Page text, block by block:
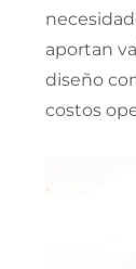
aportan
diseño
costos